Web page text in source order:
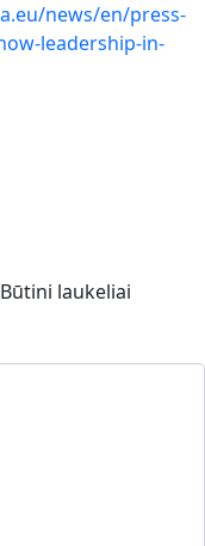
news/en/press-
leadership-in-
Būtini laukeliai